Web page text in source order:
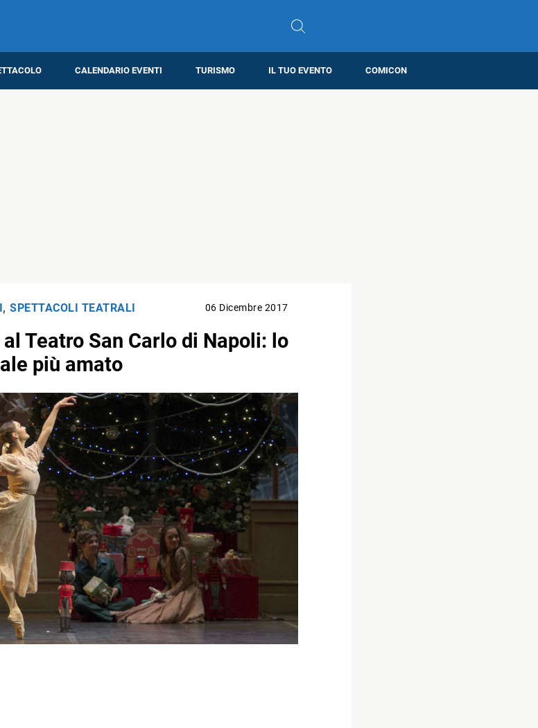
CALENDARIO EVENTI TURISMO IL TUO EVENTO COMICON
, SPETTACOLI TEATRALI 06 Dicembre 2017
Teatro San Carlo di Napoli: lo
più amato